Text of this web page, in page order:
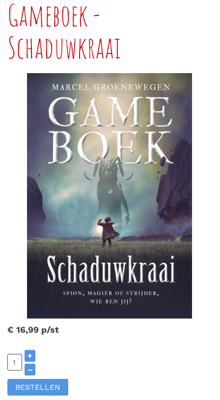
Gameboek -
Schaduwkraai
€ 16,99 p/st
+
–
BESTELLEN